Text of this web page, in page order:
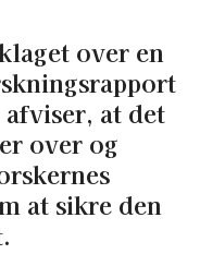
over en
at det
over og
at sikre den